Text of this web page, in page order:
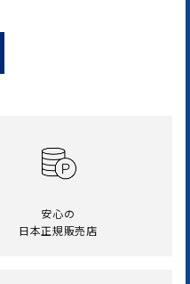
安心の
日本正規販売店